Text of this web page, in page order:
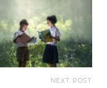
NEXT POST